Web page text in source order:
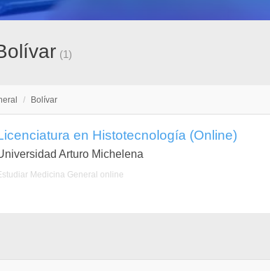
(1)
/ Bolívar
en Histotecnología (Online)
Arturo Michelena
Medicina General online